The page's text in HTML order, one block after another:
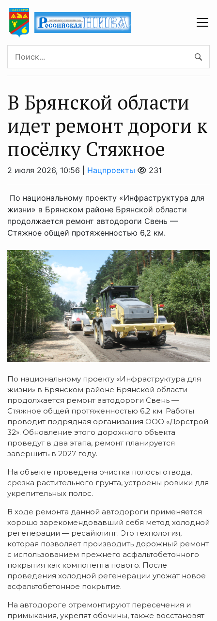
В Брянской области
идет ремонт дороги к
посёлку Стяжное
2 июля 2026, 10:56 | Нацпроекты 231
По национальному проекту «Инфраструктура для
жизни» в Брянском районе Брянской области
продолжается ремонт автодороги Свень —
Стяжное общей протяженностью 6,2 км.
По национальному проекту «Инфраструктура для
жизни» в Брянском районе Брянской области
продолжается ремонт автодороги Свень —
Стяжное общей протяженностью 6,2 км. Работы
проводит подрядная организация ООО «Дорстрой
32». Обновление этого дорожного объекта
проведут в два этапа, ремонт планируется
завершить в 2027 году.
На объекте проведена очистка полосы отвода,
срезка растительного грунта, устроены ровики для
укрепительных полос.
В ходе ремонта данной автодороги применяется
хорошо зарекомендовавший себя метод холодной
регенерации — ресайклинг. Это технология,
которая позволяет производить дорожный ремонт
с использованием прежнего асфальтобетонного
покрытия как компонента нового. После
проведения холодной регенерации уложат новое
асфальтобетонное покрытие.
На автодороге отремонтируют пересечения и
примыкания, укрепят обочины, также восстановят